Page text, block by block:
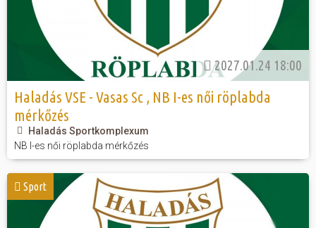
2027.01.24 18:00
Haladás VSE - Vasas Sc , NB I-es női röplabda
mérkőzés
Haladás Sportkomplexum
NB I-es női röplabda mérkőzés
Sport